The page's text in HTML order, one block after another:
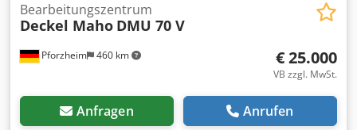
Pforzheim 460 km
Bearbeitungszentrum
Deckel Maho DMU 70 V
€ 25.000
VB zzgl. MwSt.
Anfragen Anrufen